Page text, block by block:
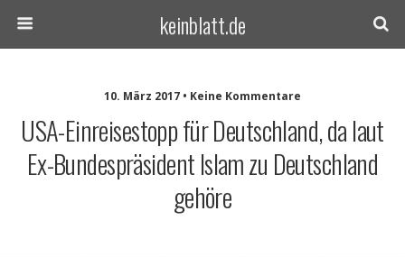
keinblatt.de
10. März 2017 • Keine Kommentare
USA-Einreisestopp für Deutschland, da laut
Ex-Bundespräsident Islam zu Deutschland
gehöre